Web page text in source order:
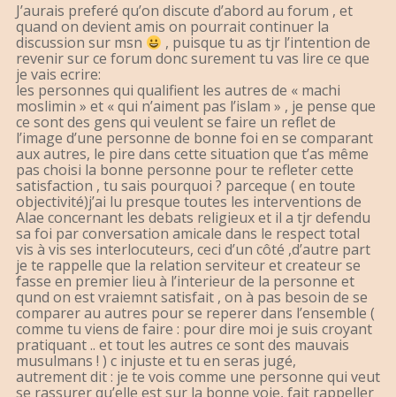
J’aurais preferé qu’on discute d’abord au forum , et
quand on devient amis on pourrait continuer la
discussion sur msn
, puisque tu as tjr l’intention de
revenir sur ce forum donc surement tu vas lire ce que
je vais ecrire:
les personnes qui qualifient les autres de « machi
moslimin » et « qui n’aiment pas l’islam » , je pense que
ce sont des gens qui veulent se faire un reflet de
l’image d’une personne de bonne foi en se comparant
aux autres, le pire dans cette situation que t’as même
pas choisi la bonne personne pour te refleter cette
satisfaction , tu sais pourquoi ? parceque ( en toute
objectivité)j’ai lu presque toutes les interventions de
Alae concernant les debats religieux et il a tjr defendu
sa foi par conversation amicale dans le respect total
vis à vis ses interlocuteurs, ceci d’un côté ,d’autre part
je te rappelle que la relation serviteur et createur se
fasse en premier lieu à l’interieur de la personne et
qund on est vraiemnt satisfait , on à pas besoin de se
comparer au autres pour se reperer dans l’ensemble (
comme tu viens de faire : pour dire moi je suis croyant
pratiquant .. et tout les autres ce sont des mauvais
musulmans ! ) c injuste et tu en seras jugé,
autrement dit : je te vois comme une personne qui veut
se rassurer qu’elle est sur la bonne voie, fait rappeller